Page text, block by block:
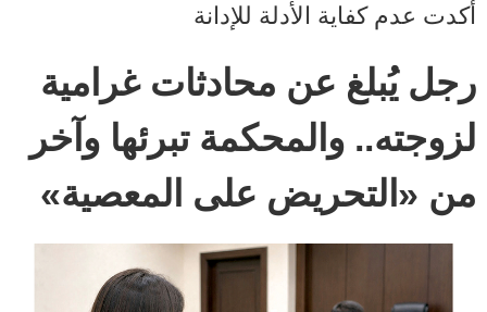
أكدت عدم كفاية الأدلة للإدانة
رجل يُبلغ عن محادثات غرامية
لزوجته.. والمحكمة تبرئها وآخر
من «التحريض على المعصية»